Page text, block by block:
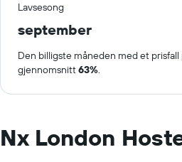
Lavsesong
september
Den billigste måneden med et prisfall
gjennomsnitt63%.
Nx London